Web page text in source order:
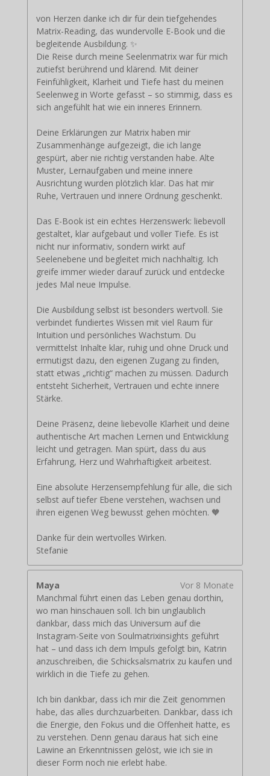
von Herzen danke ich dir für dein tiefgehendes
Matrix-Reading, das wundervolle E-Book und die
begleitende Ausbildung. ✨
Die Reise durch meine Seelenmatrix war für mich
zutiefst berührend und klärend. Mit deiner
Feinfühligkeit, Klarheit und Tiefe hast du meinen
Seelenweg in Worte gefasst – so stimmig, dass es
sich angefühlt hat wie ein inneres Erinnern.
Deine Erklärungen zur Matrix haben mir
Zusammenhänge aufgezeigt, die ich lange
gespürt, aber nie richtig verstanden habe. Alte
Muster, Lernaufgaben und meine innere
Ausrichtung wurden plötzlich klar. Das hat mir
Ruhe, Vertrauen und innere Ordnung geschenkt.
Das E-Book ist ein echtes Herzenswerk: liebevoll
gestaltet, klar aufgebaut und voller Tiefe. Es ist
nicht nur informativ, sondern wirkt auf
Seelenebene und begleitet mich nachhaltig. Ich
greife immer wieder darauf zurück und entdecke
jedes Mal neue Impulse.
Die Ausbildung selbst ist besonders wertvoll. Sie
verbindet fundiertes Wissen mit viel Raum für
Intuition und persönliches Wachstum. Du
vermittelst Inhalte klar, ruhig und ohne Druck und
ermutigst dazu, den eigenen Zugang zu finden,
statt etwas „richtig“ machen zu müssen. Dadurch
entsteht Sicherheit, Vertrauen und echte innere
Stärke.
Deine Präsenz, deine liebevolle Klarheit und deine
authentische Art machen Lernen und Entwicklung
leicht und getragen. Man spürt, dass du aus
Erfahrung, Herz und Wahrhaftigkeit arbeitest.
Eine absolute Herzensempfehlung für alle, die sich
selbst auf tiefer Ebene verstehen, wachsen und
ihren eigenen Weg bewusst gehen möchten. 🧡
Danke für dein wertvolles Wirken.
Stefanie
Maya
Vor 8 Monate
Manchmal führt einen das Leben genau dorthin,
wo man hinschauen soll. Ich bin unglaublich
dankbar, dass mich das Universum auf die
Instagram-Seite von Soulmatrixinsights geführt
hat – und dass ich dem Impuls gefolgt bin, Katrin
anzuschreiben, die Schicksalsmatrix zu kaufen und
wirklich in die Tiefe zu gehen.
Ich bin dankbar, dass ich mir die Zeit genommen
habe, das alles durchzuarbeiten. Dankbar, dass ich
die Energie, den Fokus und die Offenheit hatte, es
zu verstehen. Denn genau daraus hat sich eine
Lawine an Erkenntnissen gelöst, wie ich sie in
dieser Form noch nie erlebt habe.